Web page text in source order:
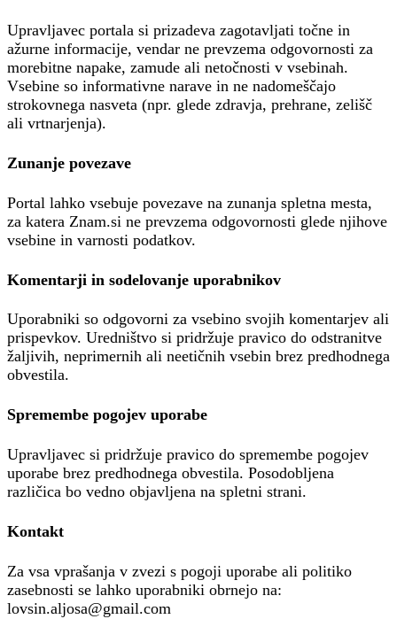
Upravljavec portala si prizadeva zagotavljati točne in
ažurne informacije, vendar ne prevzema odgovornosti za
morebitne napake, zamude ali netočnosti v vsebinah.
Vsebine so informativne narave in ne nadomeščajo
strokovnega nasveta (npr. glede zdravja, prehrane, zelišč
ali vrtnarjenja).
Zunanje povezave
Portal lahko vsebuje povezave na zunanja spletna mesta,
za katera Znam.si ne prevzema odgovornosti glede njihove
vsebine in varnosti podatkov.
Komentarji in sodelovanje uporabnikov
Uporabniki so odgovorni za vsebino svojih komentarjev ali
prispevkov. Uredništvo si pridržuje pravico do odstranitve
žaljivih, neprimernih ali neetičnih vsebin brez predhodnega
obvestila.
Spremembe pogojev uporabe
Upravljavec si pridržuje pravico do spremembe pogojev
uporabe brez predhodnega obvestila. Posodobljena
različica bo vedno objavljena na spletni strani.
Kontakt
Za vsa vprašanja v zvezi s pogoji uporabe ali politiko
zasebnosti se lahko uporabniki obrnejo na:
lovsin.aljosa@gmail.com